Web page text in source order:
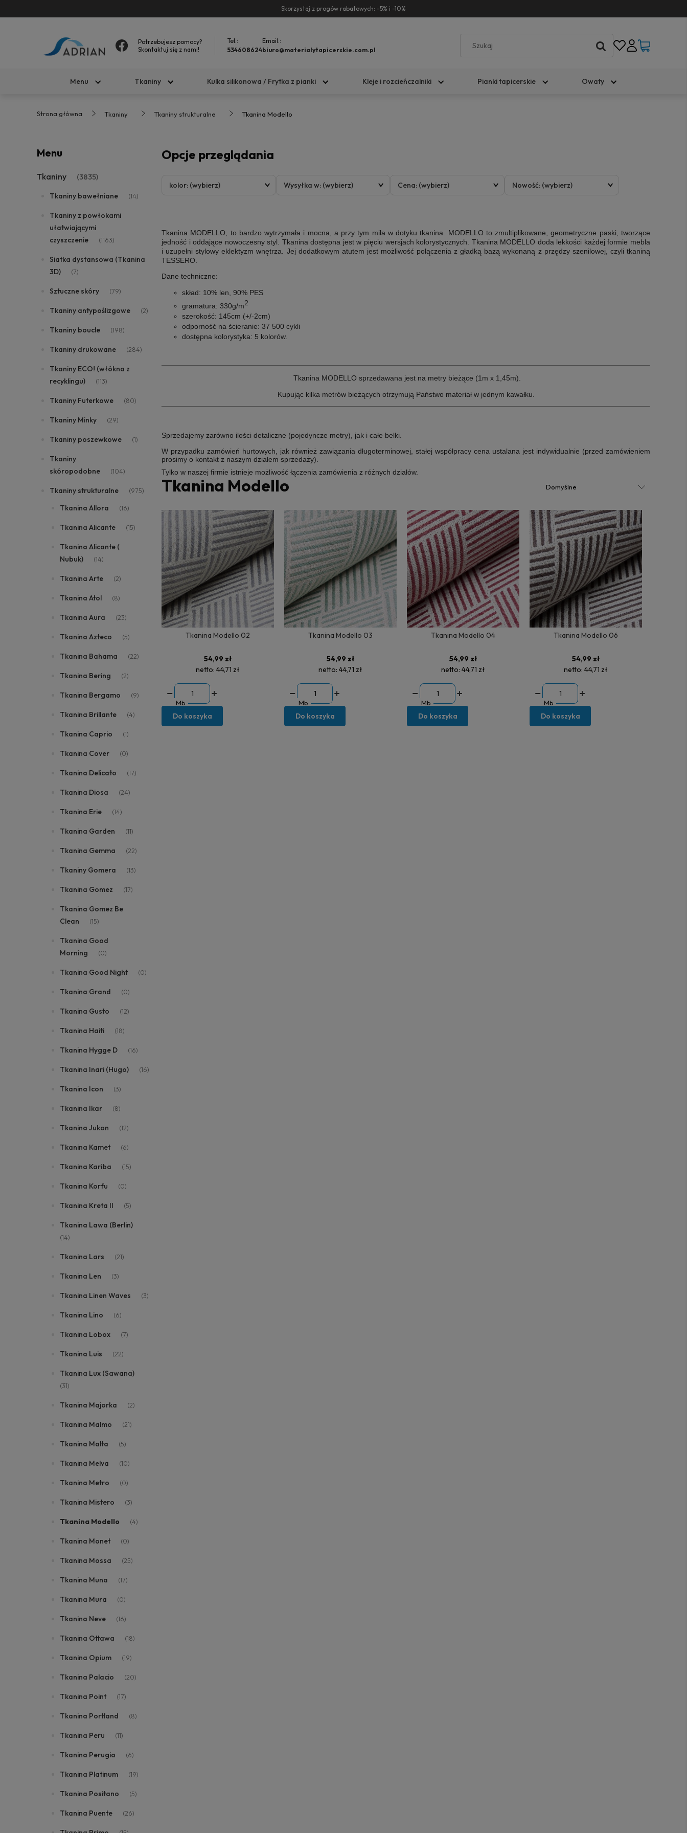
Skorzystaj z progów rabatowych: -5% i -10%
Potrzebujesz pomocy?
Skontaktuj się z nami!
Tel.:
534608624
Email.:
biuro@materialytapicerskie.com.pl
Menu Tkaniny Kulka silikonowa / Frytka z pianki Kleje i rozcieńczalniki Pianki tapicerskie Owaty
Strona główna Tkaniny Tkaniny strukturalne Tkanina Modello
Menu
Tkaniny (3835)
Tkaniny bawełniane (14)
Tkaniny z powłokami
ułatwiającymi
czyszczenie
(1163)
Siatka dystansowa (Tkanina
3D)
(7)
Sztuczne skóry (79)
Tkaniny antypoślizgowe (2)
Tkaniny boucle (198)
Tkaniny drukowane (284)
Tkaniny ECO! (włókna z
recyklingu)
(113)
Tkaniny Futerkowe (80)
Tkaniny Minky (29)
Tkaniny poszewkowe (1)
Tkaniny
skóropodobne
(104)
Tkaniny strukturalne (975)
Tkanina Allora (16)
Tkanina Alicante (15)
Tkanina Alicante (
Nubuk)
(14)
Tkanina Arte (2)
Tkanina Atol (8)
Tkanina Aura (23)
Tkanina Azteco (5)
Tkanina Bahama (22)
Tkanina Bering (2)
Tkanina Bergamo (9)
Tkanina Brillante (4)
Tkanina Caprio (1)
Tkanina Cover (0)
Tkanina Delicato (17)
Tkanina Diosa (24)
Tkanina Erie (14)
Tkanina Garden (11)
Tkanina Gemma (22)
Tkaniny Gomera (13)
Tkanina Gomez (17)
Tkanina Gomez Be
Clean
(15)
Tkanina Good
Morning
(0)
Tkanina Good Night (0)
Tkanina Grand (0)
Tkanina Gusto (12)
Tkanina Haiti (18)
Tkanina Hygge D (16)
Tkanina Inari (Hugo) (16)
Tkanina Icon (3)
Tkanina Ikar (8)
Tkanina Jukon (12)
Tkanina Kamet (6)
Tkanina Kariba (15)
Tkanina Korfu (0)
Tkanina Kreta II (5)
Tkanina Lawa (Berlin)
(14)
Tkanina Lars (21)
Tkanina Len (3)
Tkanina Linen Waves (3)
Tkanina Lino (6)
Tkanina Lobox (7)
Tkanina Luis (22)
Tkanina Lux (Sawana)
(31)
Tkanina Majorka (2)
Tkanina Malmo (21)
Tkanina Malta (5)
Tkanina Melva (10)
Tkanina Metro (0)
Tkanina Mistero (3)
Tkanina Modello (4)
Tkanina Monet (0)
Tkanina Mossa (25)
Tkanina Muna (17)
Tkanina Mura (0)
Tkanina Neve (16)
Tkanina Ottawa (18)
Tkanina Opium (19)
Tkanina Palacio (20)
Tkanina Point (17)
Tkanina Portland (8)
Tkanina Peru (11)
Tkanina Perugia (6)
Tkanina Platinum (19)
Tkanina Positano (5)
Tkanina Puente (26)
Opcje przeglądania
kolor: (wybierz) Wysyłka w: (wybierz) Cena: (wybierz) Nowość: (wybierz)
Tkanina MODELLO, to bardzo wytrzymała i mocna, a przy tym miła w dotyku tkanina.
MODELLO to zmultiplikowane, geometryczne paski, tworzące
jedność i oddające nowoczesny styl. Tkanina dostępna jest w pięciu wersjach kolorystycznych. Tkanina MODELLO doda lekkości każdej formie mebla
i uzupełni stylowy eklektyzm wnętrza. Jej dodatkowym atutem jest możliwość połączenia z gładką bazą wykonaną z przędzy szenilowej, czyli tkaniną
TESSERO
Dane techniczne:
skład: 10% len, 90% PES
gramatura: 330g/m2
szerokość: 145cm (+/-2cm)
odporność na ścieranie: 37 500 cykli
dostępna kolorystyka: 5 kolorów.
Tkanina MODELLO sprzedawana jest na metry bieżące (1m x 1,45m).
Kupując kilka metrów bieżących otrzymują Państwo materiał w jednym kawałku.
Sprzedajemy zarówno ilości detaliczne (pojedyncze metry), jak i całe belki.
W przypadku zamówień hurtowych, jak również zawiązania długoterminowej, stałej współpracy cena ustalana jest indywidualnie (przed zamówieniem
prosimy o kontakt z naszym działem sprzedaży).
Tylko w naszej firmie istnieje możliwość łączenia zamówienia z różnych działów.
Tkanina Modello
Tkanina Modello 02
54,99 zł
netto: 44,71 zł
Mb
Do koszyka
Tkanina Modello 03
54,99 zł
netto: 44,71 zł
Mb
Do koszyka
Tkanina Modello 04
54,99 zł
netto: 44,71 zł
Mb
Do koszyka
Tkanina Modello 06
54,99 zł
netto: 44,71 zł
Mb
Do koszyka